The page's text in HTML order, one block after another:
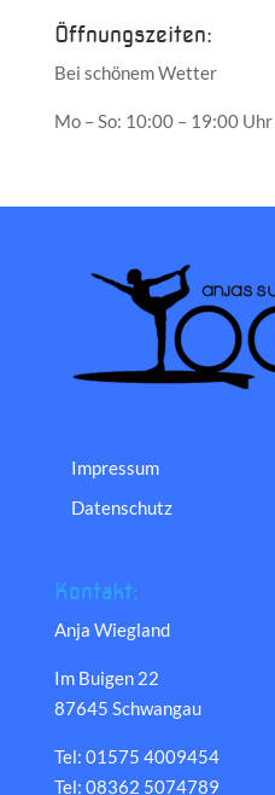
Öffnungszeiten:
Bei schönem Wetter
Mo – So: 10:00 – 19:00 Uhr
Impressum
Datenschutz
Kontakt:
Anja Wiegland
Im Buigen 22
87645 Schwangau
Tel: 01575 4009454
Tel: 08362 5074789